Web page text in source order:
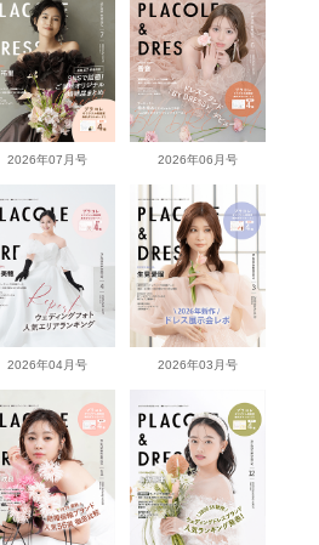
2026年07月号 2026年06月号
2026年04月号 2026年03月号